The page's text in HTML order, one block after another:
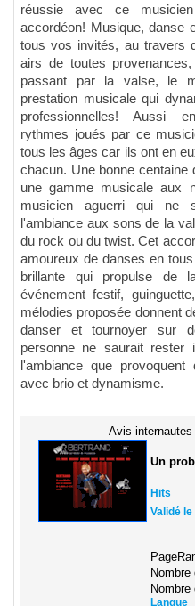
réussie avec ce
accordéon! Musique, danse
tous vos invités, au travers
airs de toutes
passant par la valse, le
prestation musicale qui
professionnelles! Aussi
rythmes joués par ce
tous les âges car ils ont en
chacun. Une bonne
une gamme musicale aux
musicien aguerri qui ne
l'ambiance aux sons de la
du rock ou du twist. Cet
amoureux de danses en
brillante qui propulse
événement festif,
mélodies proposée donnent
danser et tournoyer sur
personne ne saurait rester
l'ambiance que
avec brio et dynamisme.
Avis internautes
Un
Hits
Validé le
Langue